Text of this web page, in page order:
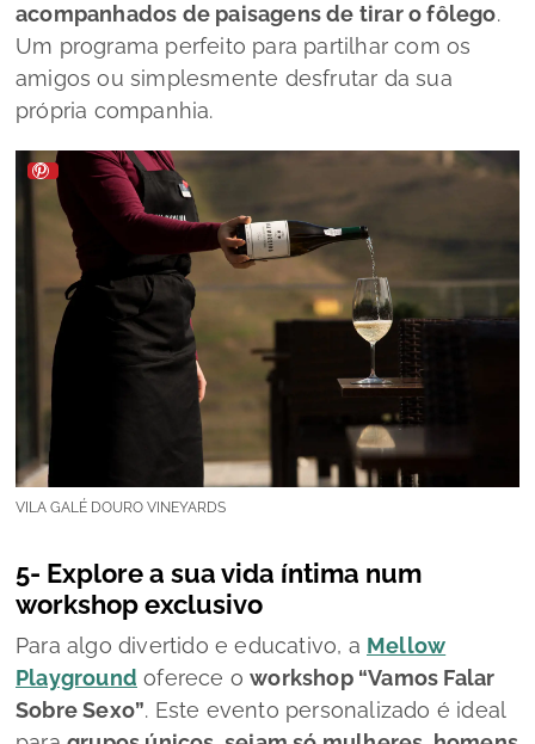
acompanhados de paisagens de tirar o fôlego.
Um programa perfeito para partilhar com os
amigos ou simplesmente desfrutar da sua
própria companhia.
VILA GALÉ DOURO VINEYARDS
5- Explore a sua vida íntima num
workshop exclusivo
Para algo divertido e educativo, a Mellow
Playground oferece oworkshop “Vamos Falar
Sobre Sexo”. Este evento personalizado é ideal